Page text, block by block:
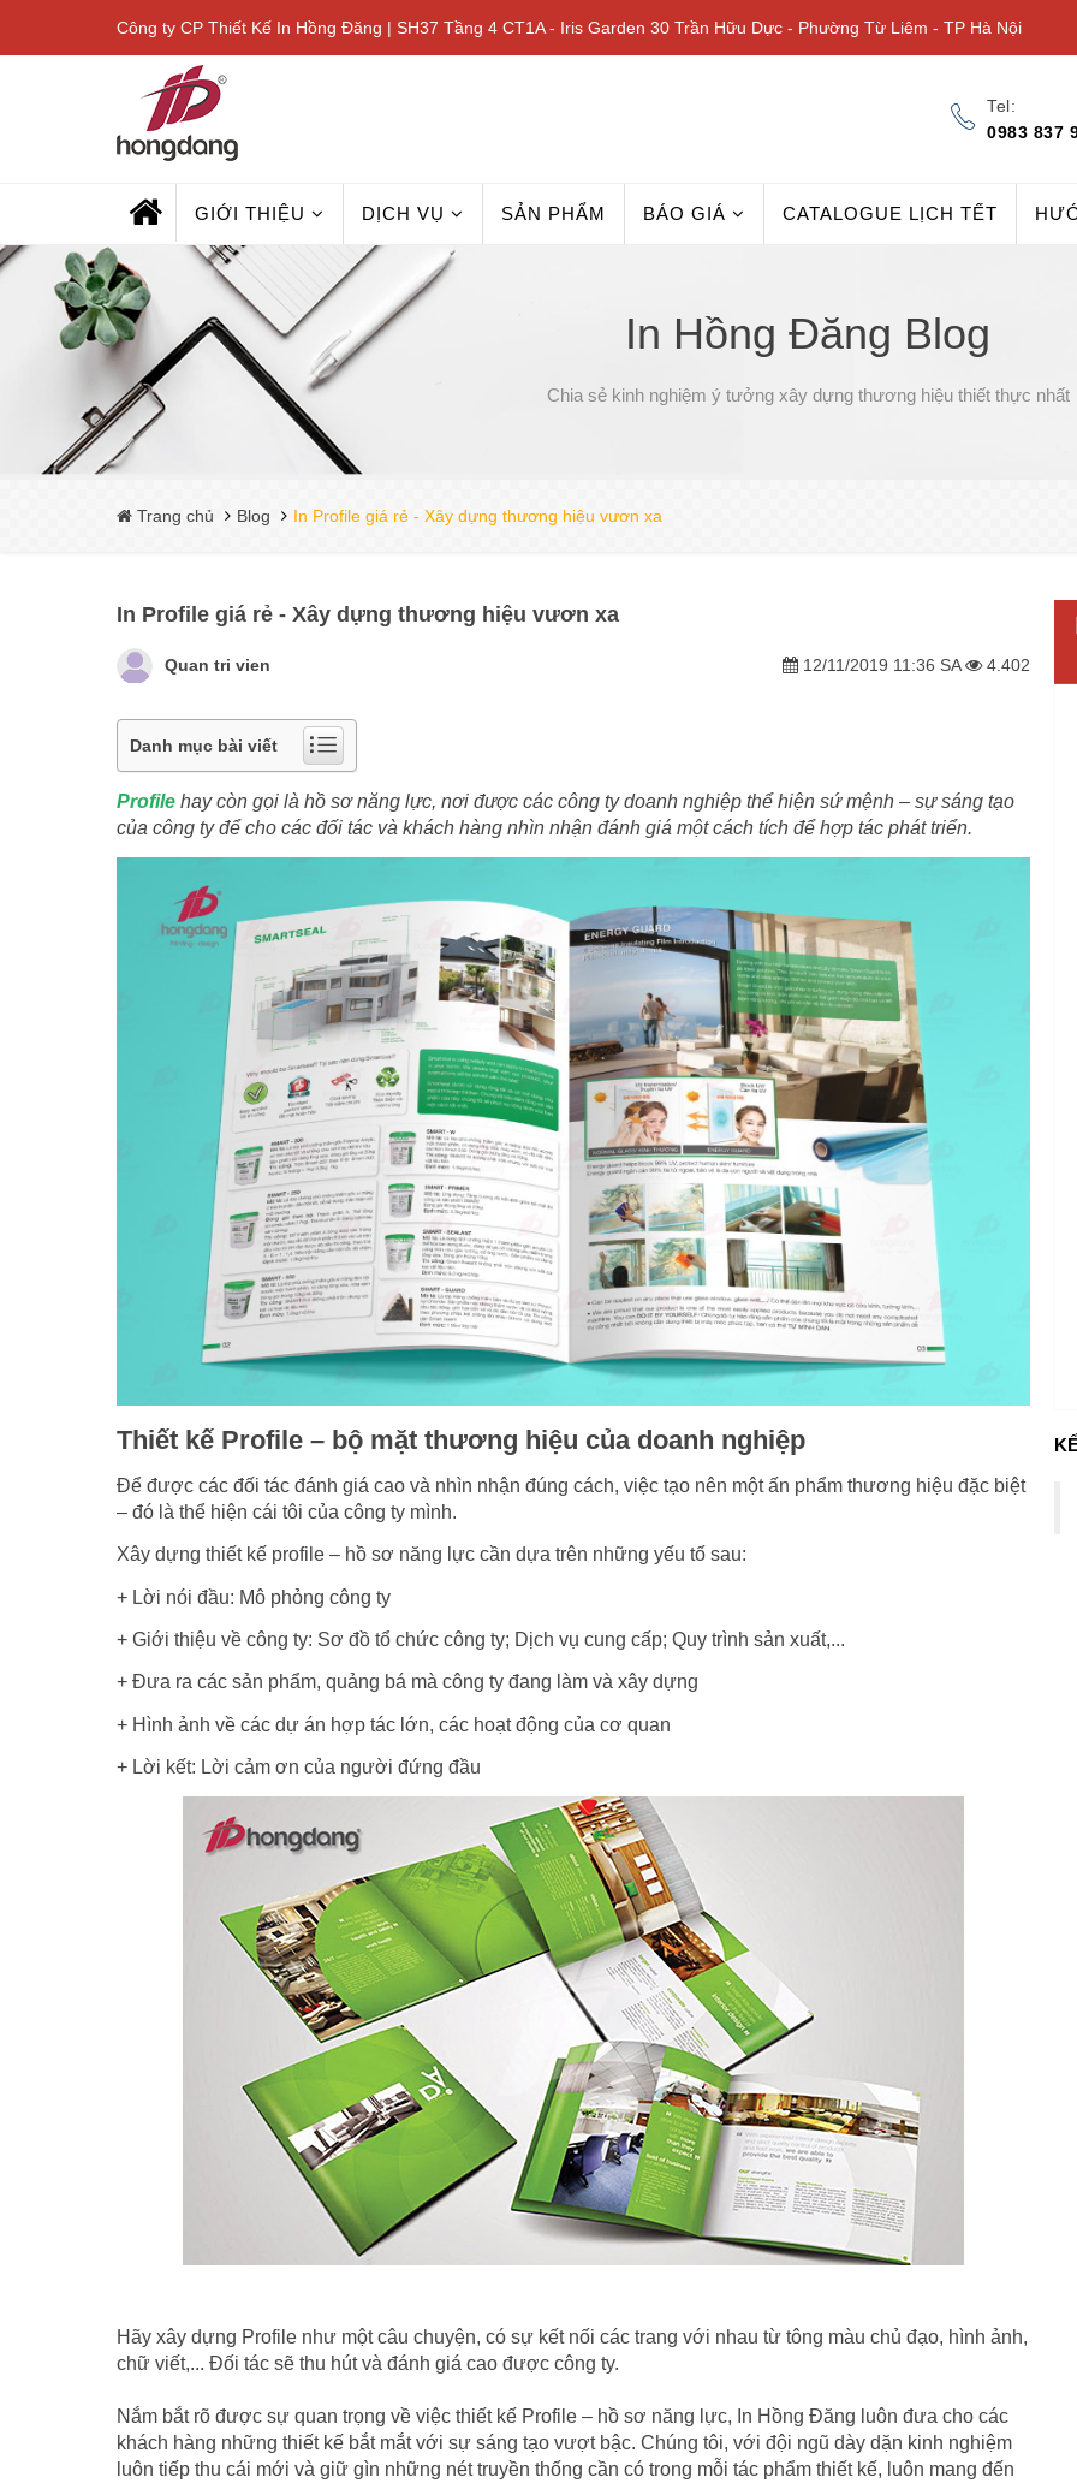
Công ty CP Thiết Kế In Hồng Đăng | SH37 Tầng 4 CT1A - Iris Garden 30 Trần Hữu Dực - Phường Từ Liêm - TP Hà Nội
Tel:
0983 837
GIỚI THIỆU DỊCH VỤ SẢN PHẨM BÁO GIÁ CATALOGUE LỊCH TẾT
In Hồng Đăng Blog
Chia sẻ kinh nghiệm ý tưởng xây dựng thương hiệu thiết thực nhất
Trang chủ Blog In Profile giá rẻ - Xây dựng thương hiệu vươn xa
In Profile giá rẻ - Xây dựng thương hiệu vươn xa
Quan tri vien 12/11/2019 11:36 SA 4.402
Danh mục bài viết
Profile hay còn gọi là hồ sơ năng lực, nơi được các công ty doanh nghiệp thể hiện sứ mệnh – sự sáng tạo
của công ty để cho các đối tác và khách hàng nhìn nhận đánh giá một cách tích để hợp tác phát triển.
Thiết kế Profile – bộ mặt thương hiệu của doanh nghiệp
Để được các đối tác đánh giá cao và nhìn nhận đúng cách, việc tạo nên một ấn phẩm thương hiệu đặc biệt
– đó là thể hiện cái tôi của công ty mình.
Xây dựng thiết kế profile – hồ sơ năng lực cần dựa trên những yếu tố sau:
+ Lời nói đầu: Mô phỏng công ty
+ Giới thiệu về công ty: Sơ đồ tổ chức công ty; Dịch vụ cung cấp; Quy trình sản xuất,...
+ Đưa ra các sản phẩm, quảng bá mà công ty đang làm và xây dựng
+ Hình ảnh về các dự án hợp tác lớn, các hoạt động của cơ quan
+ Lời kết: Lời cảm ơn của người đứng đầu
Hãy xây dựng Profile như một câu chuyện, có sự kết nối các trang với nhau từ tông màu chủ đạo, hình ảnh,
chữ viết,... Đối tác sẽ thu hút và đánh giá cao được công ty.
Nắm bắt rõ được sự quan trọng về việc thiết kế Profile – hồ sơ năng lực, In Hồng Đăng luôn đưa cho các
khách hàng những thiết kế bắt mắt với sự sáng tạo vượt bậc. Chúng tôi, với đội ngũ dày dặn kinh nghiệm
luôn tiếp thu cái mới và giữ gìn những nét truyền thống cần có trong mỗi tác phẩm thiết kế, luôn mang đến